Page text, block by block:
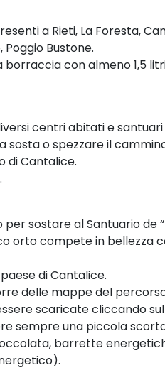
a Rieti, La Foresta,
Poggio Bustone.
borraccia con almeno 1,5
centri abitati e santuari
sosta o spezzare il
di Cantalice.
per sostare al Santuario de
orto compete in bellezza
di Cantalice.
delle mappe del
scaricate cliccando
sempre una piccola
barrette